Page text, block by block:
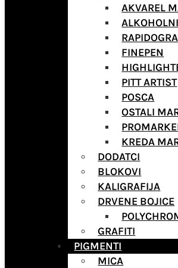
AKVAREL
ALKOHOLNI
FINEPEN
PITT ARTIST
POSCA
OSTALI
KREDA
DODATCI
BLOKOVI
KALIGRAFIJA
DRVENE BOJICE
GRAFITI
PIGMENTI
MICA